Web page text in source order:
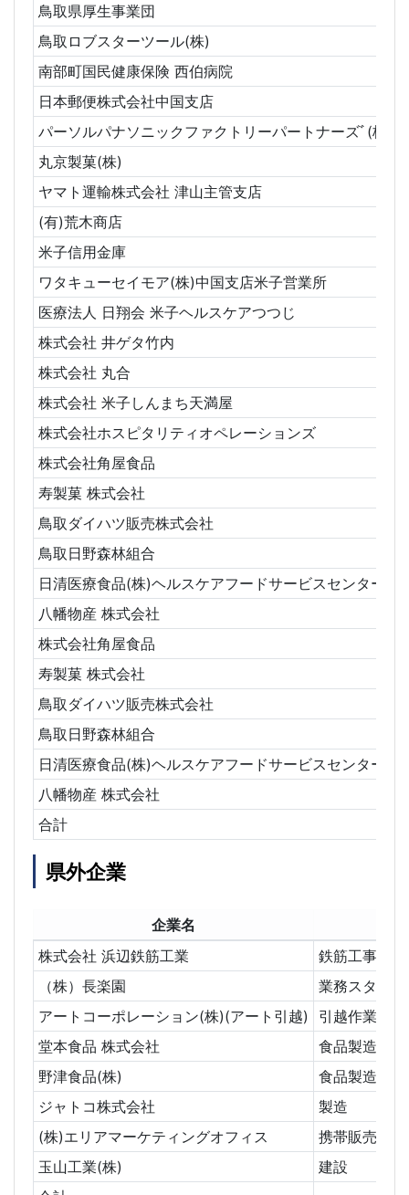
鳥取県厚生事業団
鳥取ロブスターツール(株)
南部町国民健康保険 西伯病院
日本郵便株式会社中国支店
パーソルパナソニックファクトリーパートナーズﾞ(株)
丸京製菓(株)
ヤマト運輸株式会社 津山主管支店
(有)荒木商店
米子信用金庫
ワタキューセイモア(株)中国支店米子営業所
医療法人 日翔会 米子ヘルスケアつつじ
株式会社 井ゲタ竹内
株式会社 丸合
株式会社 米子しんまち天満屋
株式会社ホスピタリティオペレーションズ
株式会社角屋食品
寿製菓 株式会社
鳥取ダイハツ販売株式会社
鳥取日野森林組合
日清医療食品(株)ヘルスケアフードサービスセンター米
八幡物産 株式会社
株式会社角屋食品
寿製菓 株式会社
鳥取ダイハツ販売株式会社
鳥取日野森林組合
日清医療食品(株)ヘルスケアフードサービスセンター米
八幡物産 株式会社
合計
県外企業
企業名
株式会社 浜辺鉄筋工業
鉄筋工事技
（株）長楽園
業務スタッ
アートコーポレーション(株)(アート引越)
引越作業員
堂本食品 株式会社
食品製造
野津食品(株)
食品製造
ジャトコ株式会社
製造
(株)エリアマーケティングオフィス
携帯販売
玉山工業(株)
建設